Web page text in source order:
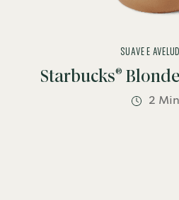
Starbucks®
SUAVE E
2